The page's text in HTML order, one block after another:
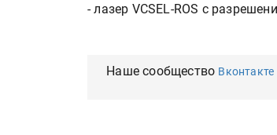
- лазер VCSEL-ROS с
Наше сообщество Вконтакте